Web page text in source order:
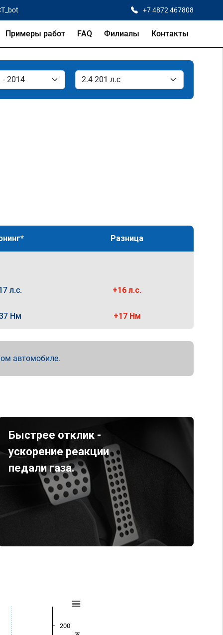
+7 4872 467808
Примеры работ FAQ Филиалы Контакты
Разница
л.с. +16 л.с.
Нм +17 Нм
автомобиле.
Быстрее отклик -
ускорение реакции
педали газа.
200